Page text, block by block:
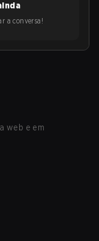
a conversa!
web e em